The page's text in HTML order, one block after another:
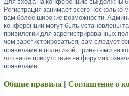
Регистрация занимает всего несколько
вам более широкие возможности.
конференции могут быть установлены
привилегии для зарегистрированных
чем зарегистрироваться, вам следует
правилами и политикой, принятыми на
что ваше присутствие на форумах
правилами.
Общие правила | Соглашение о